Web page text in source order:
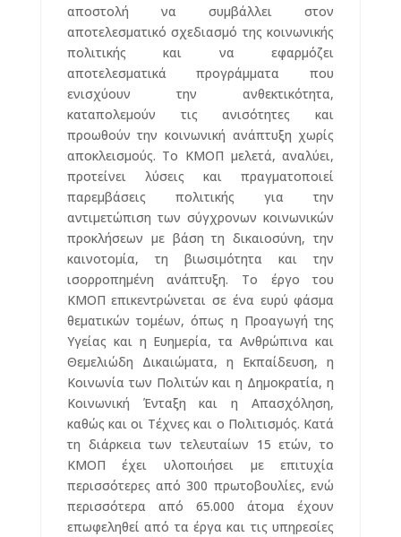
αποστολή να συμβάλλει στον
αποτελεσματικό σχεδιασμό της κοινωνικής
πολιτικής και να εφαρμόζει
αποτελεσματικά προγράμματα που
ενισχύουν την ανθεκτικότητα,
καταπολεμούν τις ανισότητες και
προωθούν την κοινωνική ανάπτυξη χωρίς
αποκλεισμούς. Το KMOΠ μελετά, αναλύει,
προτείνει λύσεις και πραγματοποιεί
παρεμβάσεις πολιτικής για την
αντιμετώπιση των σύγχρονων κοινωνικών
προκλήσεων με βάση τη δικαιοσύνη, την
καινοτομία, τη βιωσιμότητα και την
ισορροπημένη ανάπτυξη. Το έργο του
KMOΠ επικεντρώνεται σε ένα ευρύ φάσμα
θεματικών τομέων, όπως η Προαγωγή της
Υγείας και η Ευημερία, τα Ανθρώπινα και
Θεμελιώδη Δικαιώματα, η Εκπαίδευση, η
Κοινωνία των Πολιτών και η Δημοκρατία, η
Κοινωνική Ένταξη και η Απασχόληση,
καθώς και οι Τέχνες και ο Πολιτισμός. Κατά
τη διάρκεια των τελευταίων 15 ετών, το
KMOΠ έχει υλοποιήσει με επιτυχία
περισσότερες από 300 πρωτοβουλίες, ενώ
περισσότερα από 65.000 άτομα έχουν
επωφεληθεί από τα έργα και τις υπηρεσίες